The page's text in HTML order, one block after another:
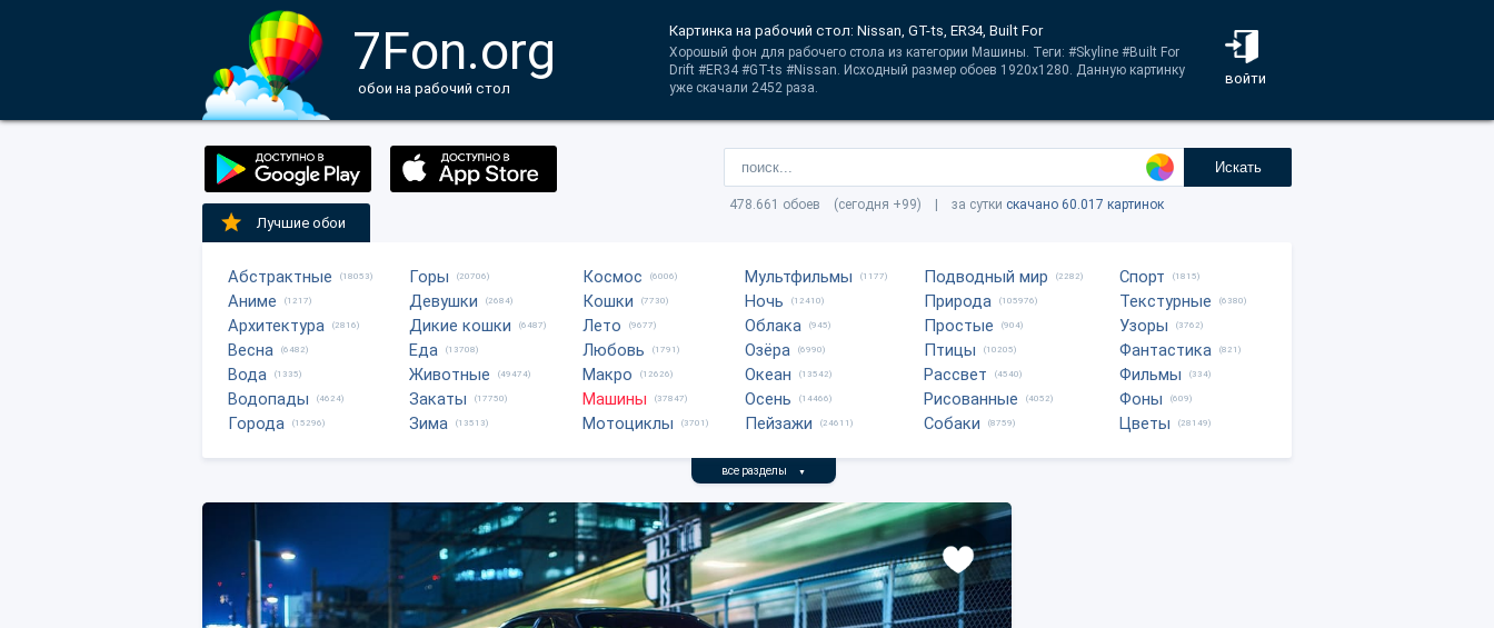
7Fon.org
обои на рабочий стол
войти
Картинка на рабочий стол: Nissan, GT-ts, ER34, Built For
Хорошый фон для рабочего стола из категории Машины. Теги: #Skyline #Built For
Drift #ER34 #GT-ts #Nissan. Исходный размер обоев 1920x1280. Данную картинку
уже скачали 2452 раза.
Искать
478.661 обоев (сегодня +99) | за сутки скачано 60.017 картинок
Лучшие обои
Абстрактные (18053)
Аниме (1217)
Архитектура (2816)
Весна (6482)
Вода (1335)
Водопады (4624)
Города (15296)
Горы (20706)
Девушки (2684)
Дикие кошки (6487)
Еда (13708)
Животные (49474)
Закаты (17750)
Зима (13513)
Космос (6006)
Кошки (7730)
Лето (9677)
Любовь (1791)
Макро (12626)
Машины (37847)
Мотоциклы (3701)
Мультфильмы (1177)
Ночь (12410)
Облака (945)
Озёра (6990)
Океан (13542)
Осень (14466)
Пейзажи (24611)
Подводный мир (2282)
Природа (105976)
Простые (904)
Птицы (10205)
Рассвет (4540)
Рисованные (4052)
Собаки (8759)
Спорт (1815)
Текстурные (6380)
Узоры (3762)
Фантастика (821)
Фильмы (334)
Фоны (609)
Цветы (28149)
все разделы ▼